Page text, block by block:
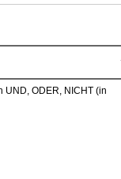
UND, ODER, NICHT (in